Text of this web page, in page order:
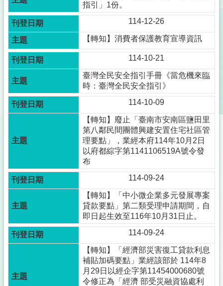
指引」1份。
114-12-26
【轉知】消費者保護教育宣導資訊
114-10-21
臺灣全民安全指引手冊《當危機來臨
時：臺灣全民安全指引》
114-10-09
【轉知】廢止「臺南市安南區鹽田里
第八鄰民間團體興建安置住宅社區管
理要點」，業經本府114年10月2日
以府都綜字第1141106519A號令發
布
114-09-24
【轉知】「中小微企業多元發展專案
貸款要點」第二類受理申請期間，自
即日起生效至116年10月31日止。
114-09-24
【轉知】「經濟部災害復工貸款利息
補貼加碼要點」業經該部於 114年8
月29日以經企字第11454000680號
令修正為「經濟 部受災融資協處利